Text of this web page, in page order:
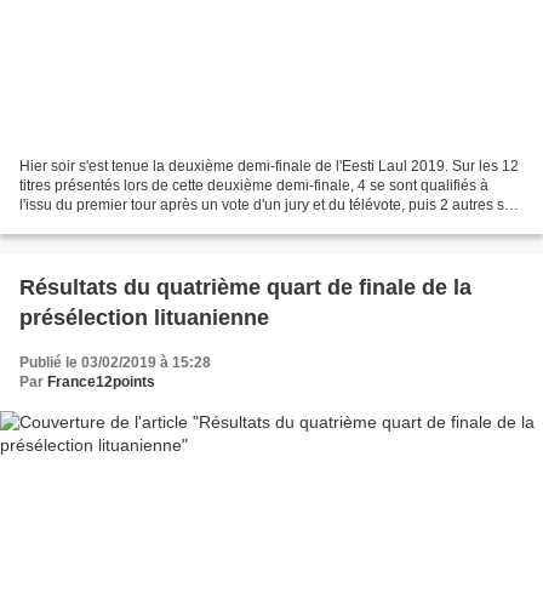
Hier soir s'est tenue la deuxième demi-finale de l'Eesti Laul 2019. Sur les 12
titres présentés lors de cette deuxième demi-finale, 4 se sont qualifiés à
l'issu du premier tour après un vote d'un jury et du télévote, puis 2 autres se
Résultats du quatrième quart de finale de la
présélection lituanienne
Publié le 03/02/2019 à 15:28
Par France12points